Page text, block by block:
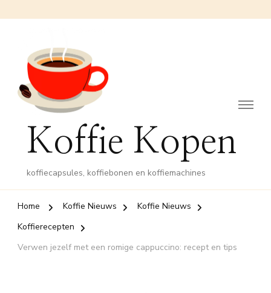
Koffie Kopen
koffiecapsules, koffiebonen en koffiemachines
Home Koffie Nieuws
Koffie Nieuws
Koffierecepten
Verwen jezelf met een romige cappuccino: recept en tips